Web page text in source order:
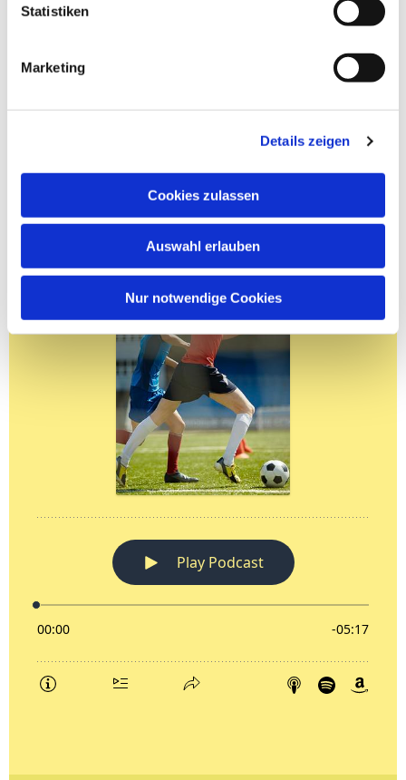
Statistiken
Marketing
Details zeigen
Cookies zulassen
Auswahl erlauben
Nur notwendige Cookies